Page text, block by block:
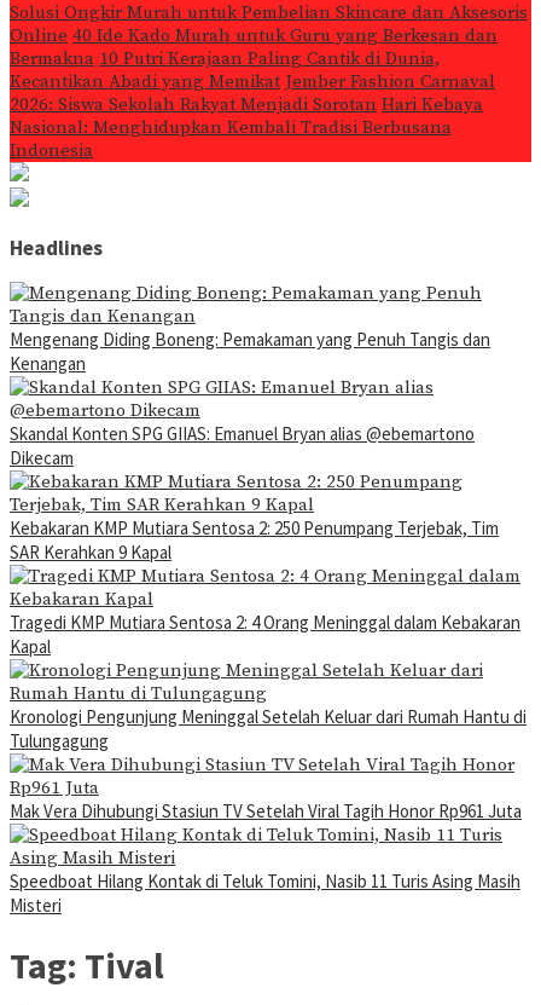
Solusi Ongkir Murah untuk Pembelian Skincare dan Aksesoris
Online 40 Ide Kado Murah untuk Guru yang Berkesan dan
Bermakna 10 Putri Kerajaan Paling Cantik di Dunia,
Kecantikan Abadi yang Memikat Jember Fashion Carnaval
2026: Siswa Sekolah Rakyat Menjadi Sorotan Hari Kebaya
Nasional: Menghidupkan Kembali Tradisi Berbusana
Indonesia
Headlines
Mengenang Diding Boneng: Pemakaman yang Penuh Tangis dan
Kenangan
Skandal Konten SPG GIIAS: Emanuel Bryan alias @ebemartono
Dikecam
Kebakaran KMP Mutiara Sentosa 2: 250 Penumpang Terjebak, Tim
SAR Kerahkan 9 Kapal
Tragedi KMP Mutiara Sentosa 2: 4 Orang Meninggal dalam Kebakaran
Kapal
Kronologi Pengunjung Meninggal Setelah Keluar dari Rumah Hantu di
Tulungagung
Mak Vera Dihubungi Stasiun TV Setelah Viral Tagih Honor Rp961 Juta
Speedboat Hilang Kontak di Teluk Tomini, Nasib 11 Turis Asing Masih
Misteri
Tag: Tival